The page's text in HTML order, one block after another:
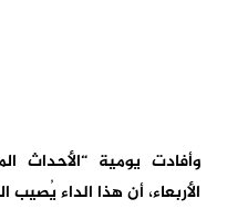
وأفادت يومية “الأحداث
الأربعاء، أن هذا الداء يُصيب